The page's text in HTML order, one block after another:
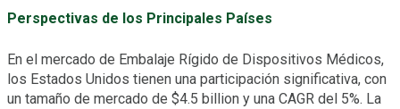
Perspectivas de los Principales Países
En el mercado de Embalaje Rígido de Dispositivos Médicos,
los Estados Unidos tienen una participación significativa, con
un tamaño de mercado de $4.5 billion y una CAGR del 5%. La